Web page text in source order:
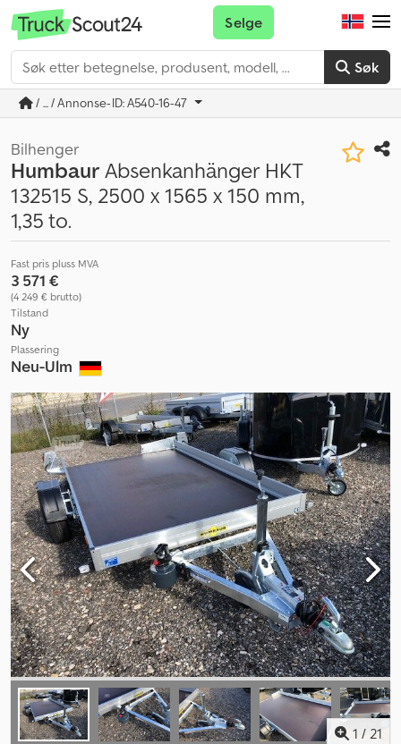
Søk
Selge
/ ... / Annonse-ID: A540-16-47
Bilhenger
HumbaurAbsenkanhänger HKT
132515 S, 2500 x 1565 x 150 mm,
1,35 to.
Fast pris pluss MVA
3 571 €
(4 249 € brutto)
Tilstand
Ny
Plassering
Neu-Ulm
1 / 21